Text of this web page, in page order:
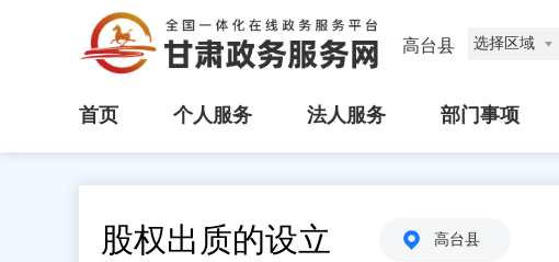
高台县 选择区域
首页 个人服务 法人服务 部门事项
股权出质的设立 高台县